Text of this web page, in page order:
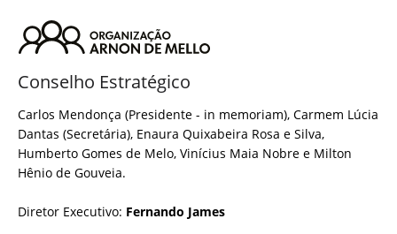
Conselho Estratégico
Carlos Mendonça (Presidente - in memoriam), Carmem Lúcia
Dantas (Secretária), Enaura Quixabeira Rosa e Silva,
Humberto Gomes de Melo, Vinícius Maia Nobre e Milton
Hênio de Gouveia.
Diretor Executivo: Fernando James